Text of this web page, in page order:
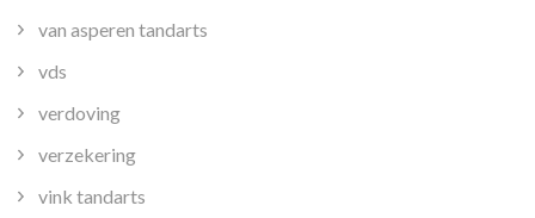
van asperen tandarts
vds
verdoving
verzekering
vink tandarts